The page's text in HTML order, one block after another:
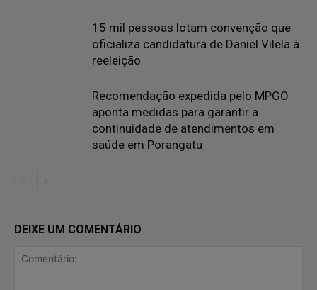
15 mil pessoas lotam convenção que
oficializa candidatura de Daniel Vilela à
reeleição
Recomendação expedida pelo MPGO
aponta medidas para garantir a
continuidade de atendimentos em
saúde em Porangatu
DEIXE UM COMENTÁRIO